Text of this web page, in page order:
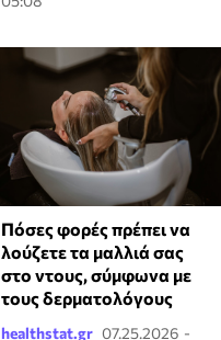
Πόσες φορές πρέπει να
λούζετε τα μαλλιά σας
στο ντους, σύμφωνα με
τους δερματολόγους
healthstat.gr 07.25.2026 -